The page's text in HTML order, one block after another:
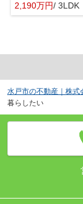
2,190万円/ 3LDK
水戸市の不動産｜株式
暮らしたい